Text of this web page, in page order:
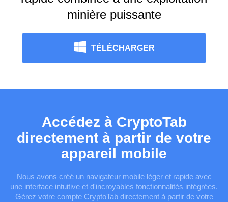
minière puissante
TÉLÉCHARGER
Accédez à CryptoTab
directement à partir de votre
appareil mobile
Nous avons créé un navigateur mobile léger et rapide avec
une interface intuitive et d'incroyables fonctionnalités intégrées.
Gérez votre compte CryptoTab directement à partir de votre